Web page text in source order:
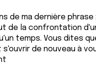
de ma dernière
de la confrontation
temps. Vous dites
s'ouvrir de nouveau à